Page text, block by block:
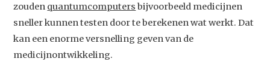
zouden quantumcomputers bijvoorbeeld medicijnen
sneller kunnen testen door te berekenen wat werkt. Dat
kan een enorme versnelling geven van de
medicijnontwikkeling.